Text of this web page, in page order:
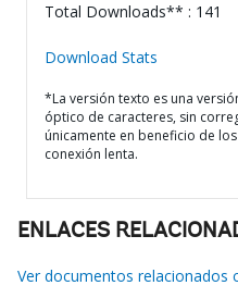
Total Downloads** : 141
Download Stats
*La versión texto es una
óptico de caracteres, sin
únicamente en beneficio de
conexión lenta.
ENLACES
Ver documentos relacionados